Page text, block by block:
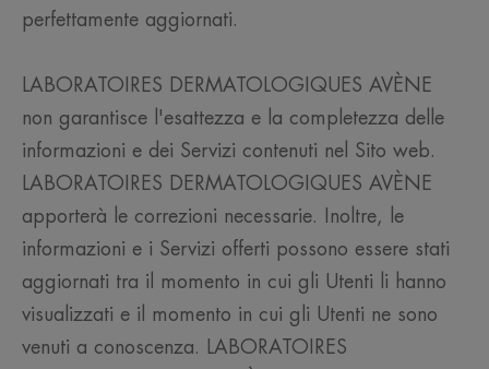
perfettamente aggiornati.
LABORATOIRES DERMATOLOGIQUES AVÈNE
non garantisce l'esattezza e la completezza delle
informazioni e dei Servizi contenuti nel Sito web.
LABORATOIRES DERMATOLOGIQUES AVÈNE
apporterà le correzioni necessarie. Inoltre, le
informazioni e i Servizi offerti possono essere stati
aggiornati tra il momento in cui gli Utenti li hanno
visualizzati e il momento in cui gli Utenti ne sono
venuti a conoscenza. LABORATOIRES